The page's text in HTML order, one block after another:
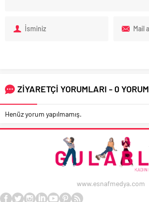
ZİYARETÇİ YORUMLARI - 0 YORUM
Henüz yorum yapılmamış.
www.esnafmedya.com